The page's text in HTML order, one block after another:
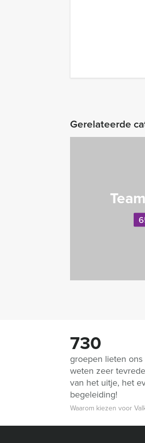
Gerelateerde
730
groepen lieten
weten zeer
van het uitje, het
begeleiding!
Waarom kiezen voor